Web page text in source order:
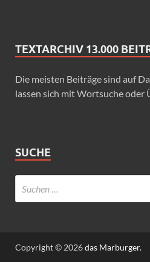
TEXTARCHIV 13.000
Die meisten Beiträge sind auf
lassen sich mit Wortsuche
SUCHE
Copyright © 2026das Marburger.